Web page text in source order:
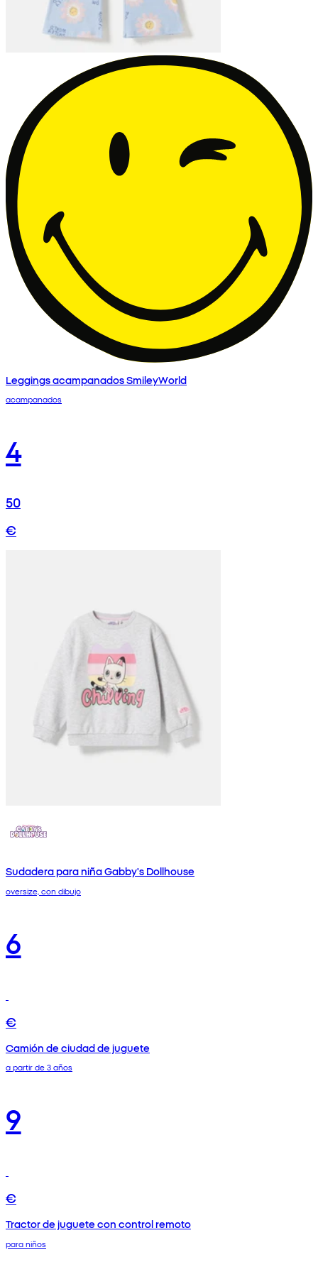
Leggings acampanados SmileyWorld
acampanados
4
50
€
Sudadera para niña Gabby's Dollhouse
oversize, con dibujo
6
€
Camión de ciudad de juguete
a partir de 3 años
9
€
Tractor de juguete con control remoto
para niños